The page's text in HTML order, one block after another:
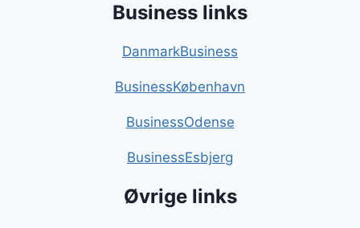
Business links
DanmarkBusiness
BusinessKøbenhavn
BusinessOdense
BusinessEsbjerg
Øvrige links